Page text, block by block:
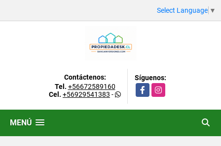
Select Language ▼
Contáctenos:
Tel. +56672589160
Cel. +56929541383 -
Síguenos:
FacebookInstagram
MENÚ